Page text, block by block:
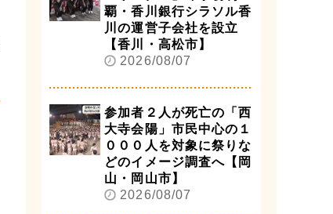
覇・香川銀行シラソル香
川の運営子会社を設立
【香川・高松市】
2026/08/07
参加者２人が死亡の「西
大寺会陽」市民中心の１
０００人を対象に祭りな
どのイメージ調査へ【岡
山・岡山市】
2026/08/07